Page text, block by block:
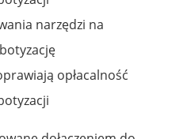
narzędzi na
opłacalność